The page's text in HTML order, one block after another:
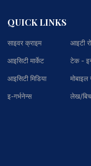
QUICK LINKS
साइवर क्राइम
आइसिटी मार्केट
आइसिटी मिडिया
इ-गर्भनेन्स
आइटी
टेक -
लेख/